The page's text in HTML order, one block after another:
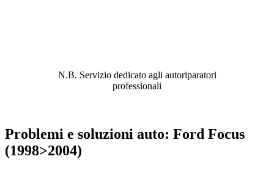
N.B. Servizio dedicato agli autoriparatori
professionali
Problemi e soluzioni auto: Ford Focus
(1998>2004)